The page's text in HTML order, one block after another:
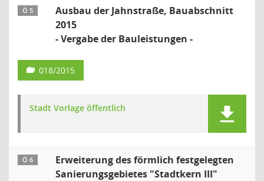
Ö 5
Ausbau der Jahnstraße, Bauabschnitt
2015
- Vergabe der Bauleistungen -
018/2015
Stadt Vorlage öffentlich
Ö 6
Erweiterung des förmlich festgelegten
Sanierungsgebietes "Stadtkern III"